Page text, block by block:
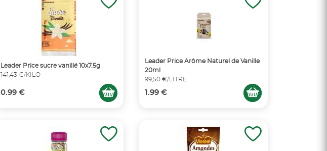
Leader Price sucre vanillé 10x7.5g
141,43 €/KILO
0.99 €
Leader Price Arôme Naturel de Vanille
20ml
99,50 €/LITRE
1.99 €